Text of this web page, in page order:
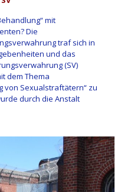
mit
Die
traf sich in
und das
(SV)
dem Thema
von Sexualstraftätern“ zu
durch die Anstalt